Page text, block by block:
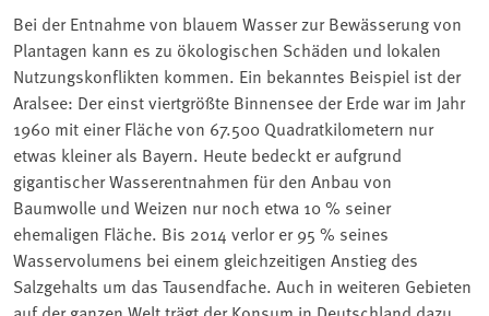
Bei der Entnahme von blauem Wasser zur Bewässerung von
Plantagen kann es zu ökologischen Schäden und lokalen
Nutzungskonflikten kommen. Ein bekanntes Beispiel ist der
Aralsee: Der einst viertgrößte Binnensee der Erde war im Jahr
1960 mit einer Fläche von 67.500 Quadratkilometern nur
etwas kleiner als Bayern. Heute bedeckt er aufgrund
gigantischer Wasserentnahmen für den Anbau von
Baumwolle und Weizen nur noch etwa 10 % seiner
ehemaligen Fläche. Bis 2014 verlor er 95 % seines
Wasservolumens bei einem gleichzeitigen Anstieg des
Salzgehalts um das Tausendfache. Auch in weiteren Gebieten